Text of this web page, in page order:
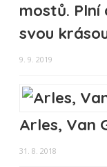
mostů. Plní
svou
9. 9. 2019
Arles, Van
31. 8. 2018